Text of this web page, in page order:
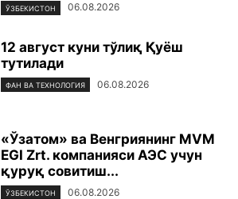
ЎЗБЕКИСТОН 06.08.2026
12 август куни тўлиқ Қуёш
тутилади
ФАН ВА ТЕХНОЛОГИЯ 06.08.2026
«Ўзатом» ва Венгриянинг MVM
EGI Zrt. компанияси АЭС учун
қуруқ совитиш...
ЎЗБЕКИСТОН 06.08.2026